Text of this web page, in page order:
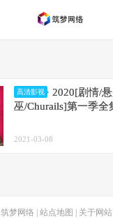
高清影视
2020[剧情/
巫/Churails]第一季全
2021-03-08
筑梦网络 站点地图 关于网站